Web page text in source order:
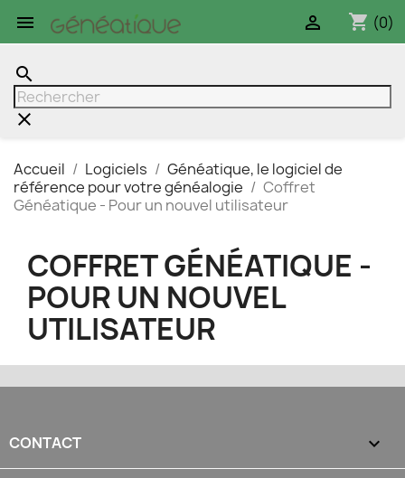
 shopping_cart (0)

search
clear
Accueil Logiciels
Généatique, le logiciel de
référence pour votre généalogie
Coffret
Généatique - Pour un nouvel utilisateur
COFFRET GÉNÉATIQUE -
POUR UN NOUVEL
UTILISATEUR
CONTACT 